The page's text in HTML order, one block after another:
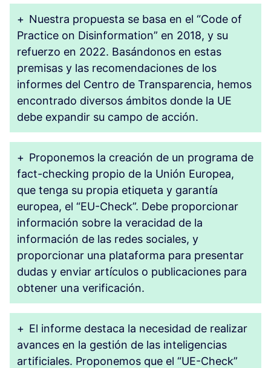
+ Nuestra propuesta se basa en el “Code of
Practice on Disinformation” en 2018, y su
refuerzo en 2022. Basándonos en estas
premisas y las recomendaciones de los
informes del Centro de Transparencia, hemos
encontrado diversos ámbitos donde la UE
debe expandir su campo de acción.
+ Proponemos la creación de un programa de
fact-checking propio de la Unión Europea,
que tenga su propia etiqueta y garantía
europea, el “EU-Check”. Debe proporcionar
información sobre la veracidad de la
información de las redes sociales, y
proporcionar una plataforma para presentar
dudas y enviar artículos o publicaciones para
obtener una verificación.
+ El informe destaca la necesidad de realizar
avances en la gestión de las inteligencias
artificiales. Proponemos que el “UE-Check”